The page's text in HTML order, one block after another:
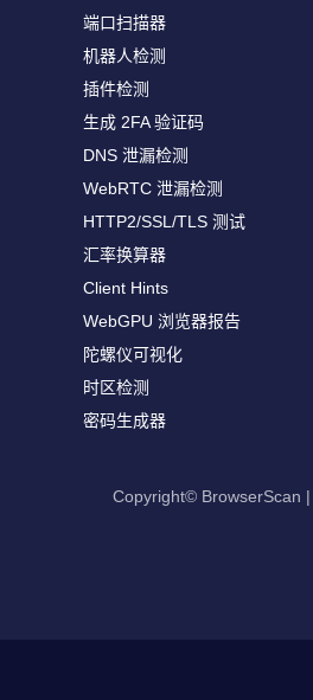
端口扫描器
机器人检测
插件检测
生成 2FA 验证码
DNS 泄漏检测
WebRTC 泄漏检测
HTTP2/SSL/TLS 测试
汇率换算器
Client Hints
WebGPU 浏览器报告
陀螺仪可视化
时区检测
密码生成器
Copyright© BrowserScan |